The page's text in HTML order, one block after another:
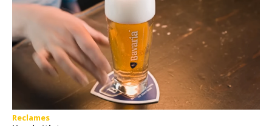
Reclames